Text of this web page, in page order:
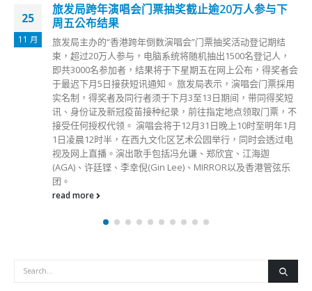
30
7 月
许树昌：毋须收紧防疫措施有条件缩短酒店检疫日
数
政府专家顾问、中大呼吸系统科讲座教授许树昌今日（30日）
出席一个电台节目时称，暂时毋须收紧社交距离措施，亦有条
件缩短酒店检疫时间，同时可考虑让前往内地的港人先在香港
检疫。 许树昌称，社区人流随着社交距离措施逐步放宽而增
加，阳性个案近日维持每日四千宗以上，属预期之内。而现时
留医深切治疗部的新冠病人不算多，较三月稳定很多，虽然现
时确诊数字多了，但轻症多、重症少，医疗系统承受得到，毋
须收紧防疫措施。 他又表示，现时入境旅客基本上已完成接
种疫苗，出发前及到埗后的核酸检测都是阴性，加上要佩戴电
子手带，本港有条件缩短酒店检疫时间。至于日数减多少，要
先检视数据及做风险评估，再由政府决定。 许树昌又建议，
为了解决内地「健康驿站」名额紧张问题，可以考虑将本港的
面通关。行政长官李家超回应指，当局正检视相关检疫设施用